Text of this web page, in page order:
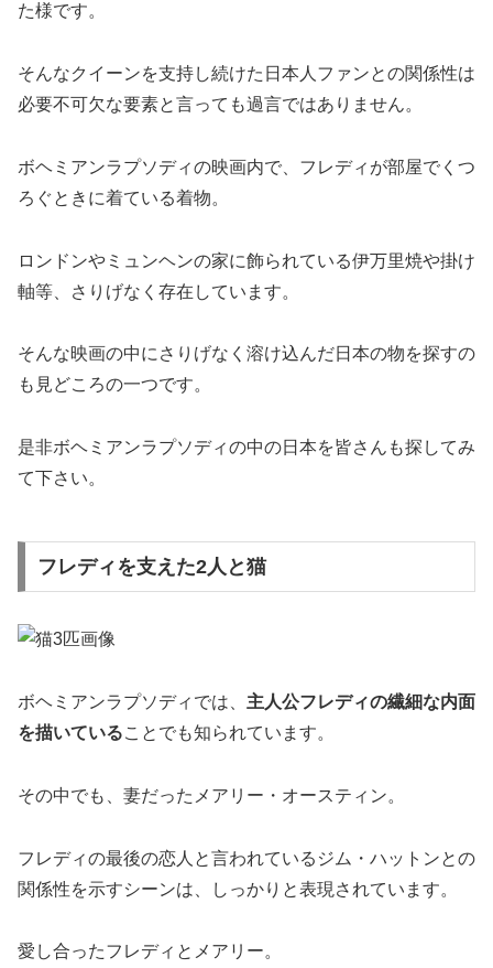
た様です。
そんなクイーンを支持し続けた日本人ファンとの関係性は
必要不可欠な要素と言っても過言ではありません。
ボヘミアンラプソディの映画内で、 フレディが部屋でくつ
ろぐときに着ている着物。
ロンドンやミュンヘンの家に飾られている伊万里焼や掛け
軸等、さりげなく存在しています。
そんな映画の中にさりげなく溶け込んだ日本の物を探すの
も見どころの一つです。
是非ボヘミアンラプソディの中の日本を皆さんも探してみ
て下さい。
フレディを支えた2人と猫
ボヘミアンラプソディでは、 主人公フレディの繊細な内面
を描いていることでも知られています。
その中でも、妻だったメアリー・オースティン。
フレディの最後の恋人と言われているジム・ハットンとの
関係性を示すシーンは、しっかりと表現されています。
愛し合ったフレディとメアリー。